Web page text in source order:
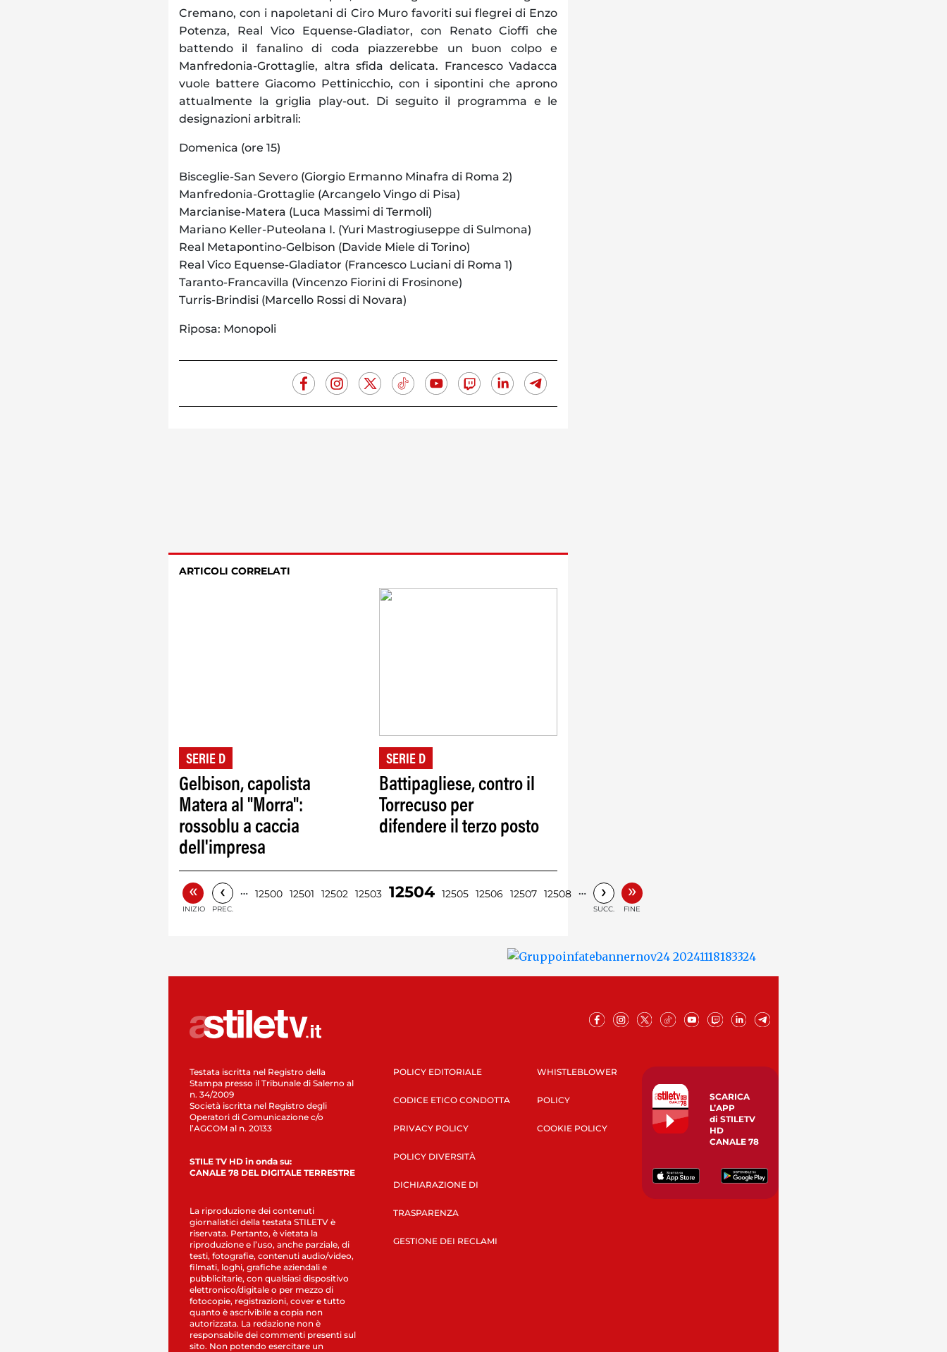
Cremano, con i napoletani di Ciro Muro favoriti sui flegrei di Enzo
Potenza, Real Vico Equense-Gladiator, con Renato Cioffi che
battendo il fanalino di coda piazzerebbe un buon colpo e
Manfredonia-Grottaglie, altra sfida delicata. Francesco Vadacca
vuole battere Giacomo Pettinicchio, con i sipontini che aprono
attualmente la griglia play-out. Di seguito il programma e le
designazioni arbitrali:
Domenica (ore 15)
Bisceglie-San Severo (Giorgio Ermanno Minafra di Roma 2)
Manfredonia-Grottaglie (Arcangelo Vingo di Pisa)
Marcianise-Matera (Luca Massimi di Termoli)
Mariano Keller-Puteolana I. (Yuri Mastrogiuseppe di Sulmona)
Real Metapontino-Gelbison (Davide Miele di Torino)
Real Vico Equense-Gladiator (Francesco Luciani di Roma 1)
Taranto-Francavilla (Vincenzo Fiorini di Frosinone)
Turris-Brindisi (Marcello Rossi di Novara)
Riposa: Monopoli
ARTICOLI CORRELATI
SERIE D
Gelbison, capolista
Matera al "Morra":
rossoblu a caccia
dell'impresa
SERIE D
Battipagliese, contro il
Torrecuso per
difendere il terzo posto
«
INIZIO
‹
PREC.
… 12500 12501 12502 12503 12504 12505 12506 12507 12508 … ›
SUCC.
»
FINE
Testata iscritta nel Registro della
Stampa presso il Tribunale di Salerno al
n. 34/2009
Società iscritta nel Registro degli
Operatori di Comunicazione c/o
l’AGCOM al n. 20133
STILE TV HD in onda su:
CANALE 78 DEL DIGITALE TERRESTRE
La riproduzione dei contenuti
giornalistici della testata STILETV è
riservata. Pertanto, è vietata la
riproduzione e l’uso, anche parziale, di
testi, fotografie, contenuti audio/video,
filmati, loghi, grafiche aziendali e
pubblicitarie, con qualsiasi dispositivo
elettronico/digitale o per mezzo di
fotocopie, registrazioni, cover e tutto
quanto è ascrivibile a copia non
autorizzata. La redazione non è
responsabile dei commenti presenti sul
sito. Non potendo esercitare un
POLICY EDITORIALE
CODICE ETICO CONDOTTA
PRIVACY POLICY
POLICY DIVERSITÀ
DICHIARAZIONE DI
TRASPARENZA
GESTIONE DEI RECLAMI
WHISTLEBLOWER
POLICY
COOKIE POLICY
SCARICA
L’APP
di STILETV
HD
CANALE 78